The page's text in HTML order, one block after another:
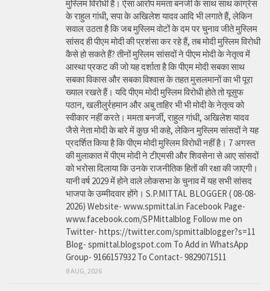
मुस्लिम विरोधी है। ऐसा आरोप ममता बनर्जी के साथ साथ कांग्रेस
के राहुल गांधी, सपा के अखिलेश यादव आदि भी लगाते हैं, लेकिन
सवाल उठता है कि जब मुस्लिम वोटों के दम पर चुनाव जीते मुस्लिम
सांसद ही पीएम मोदी की प्रशंसा कर रहे हैं, तब मोदी मुस्लिम विरोधी
कैसे हो सकते हैं? तीनों मुस्लिम सांसदों ने पीएम मोदी के नेतृत्व में
आस्था प्रकट की जो यह दर्शाता है कि पीएम मोदी सबका साथ
सबका विकास और सबका विश्वास के तहत मुसलमानों का भी पूरा
ख्याल रखते हैं। यदि पीएम मोदी मुस्लिम विरोधी होते तो यूसुफ
पठान, खलीलुर्रहमान और अबु ताहिर भी भी मोदी के नेतृत्व को
स्वीकार नहीं करते। ममता बनर्जी, राहुल गांधी, अखिलेश यादव
जैसे नेता मोदी के बारे में कुछ भी कहे, लेकिन मुस्लिम सांसदों ने यह
प्रदर्शित किया है कि पीएम मोदी मुस्लिम विरोधी नहीं है। 7 अगस्त
की मुलाकात में पीएम मोदी ने टीएमसी और शिवसेना से आए सांसदों
को भरोसा दिलाया कि उनके राजनीतिक हितों की रक्षा की जाएगी।
यानी वर्ष 2029 में होने वाले लोकसभा के चुनाव में यह सभी सांसद
भाजपा के उम्मीदवार होंगे। S.P.MITTAL BLOGGER ( 08-08-
2026) Website- www.spmittal.in Facebook Page-
www.facebook.com/SPMittalblog Follow me on
Twitter- https://twitter.com/spmittalblogger?s=11
Blog- spmittal.blogspot.com To Add in WhatsApp
Group- 9166157932 To Contact- 9829071511
8 AUG, 2026